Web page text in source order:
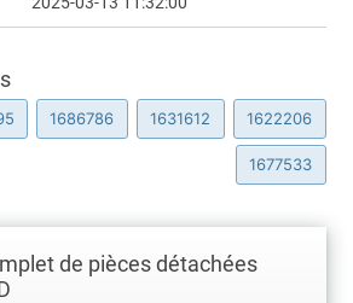
1686786 1631612 1622206
1677533
de pièces détachées